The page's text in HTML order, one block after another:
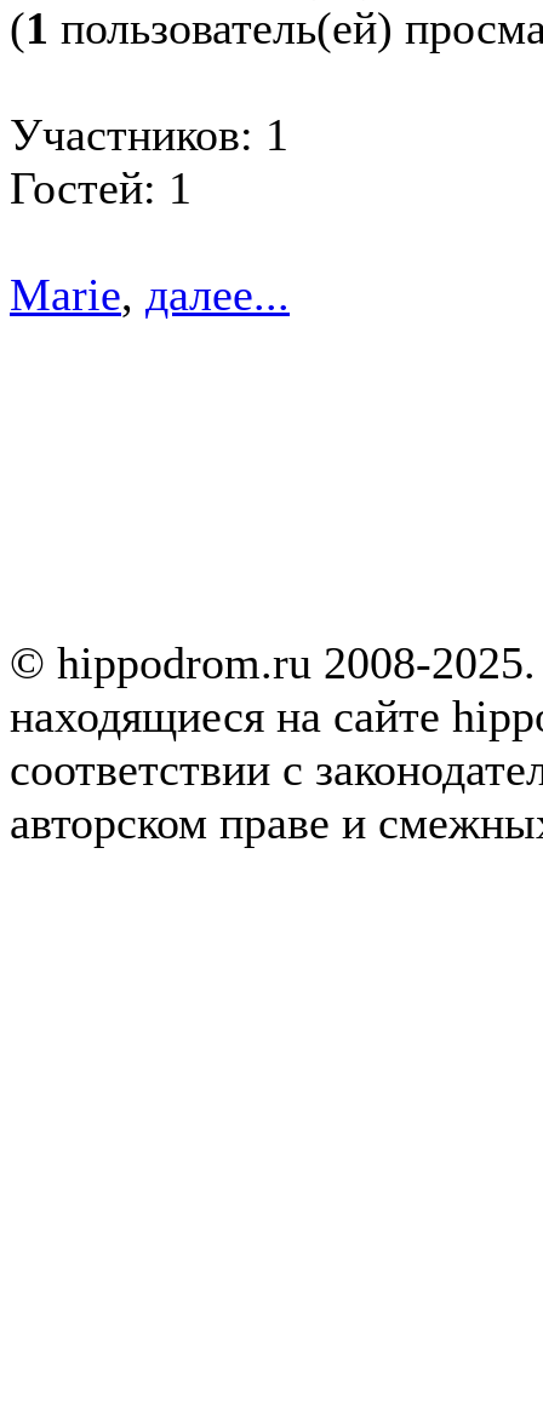
(1 пользователь(ей)
Участников: 1
Гостей: 1
Marie, далее...
© hippodrom.ru 2008-
находящиеся на сайте
соответствии с
авторском праве и